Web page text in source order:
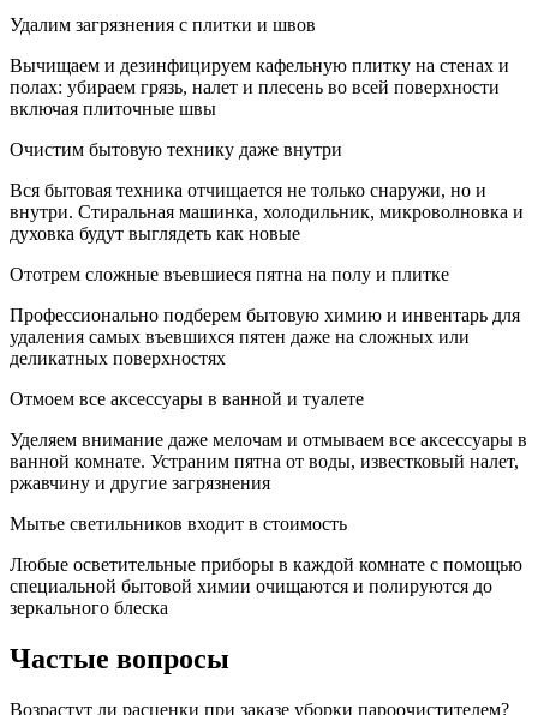
Удалим загрязнения с плитки и швов
Вычищаем и дезинфицируем кафельную плитку на стенах и
полах: убираем грязь, налет и плесень во всей поверхности
включая плиточные швы
Очистим бытовую технику даже внутри
Вся бытовая техника отчищается не только снаружи, но и
внутри. Стиральная машинка, холодильник, микроволновка и
духовка будут выглядеть как новые
Ототрем сложные въевшиеся пятна на полу и плитке
Профессионально подберем бытовую химию и инвентарь для
удаления самых въевшихся пятен даже на сложных или
деликатных поверхностях
Отмоем все аксессуары в ванной и туалете
Уделяем внимание даже мелочам и отмываем все аксессуары в
ванной комнате. Устраним пятна от воды, известковый налет,
ржавчину и другие загрязнения
Мытье светильников входит в стоимость
Любые осветительные приборы в каждой комнате с помощью
специальной бытовой химии очищаются и полируются до
зеркального блеска
Частые вопросы
Возрастут ли расценки при заказе уборки пароочистителем?